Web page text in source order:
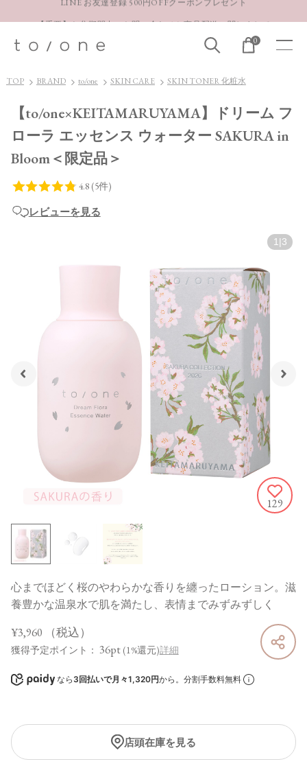
LINE お友達登録 500円OFFクーポンプレゼント
0
TOP BRAND to/one SKIN CARE SKIN TONER 化粧水
【to/one×KEITAMARUYAMA】ドリーム フ
ローラ エッセンス ウォーター SAKURA in
Bloom＜限定品＞
レビューを見る
1 3
129
心までほどく桜のやわらかな香りを纏ったローション。滋
養豊かな温泉水で肌を満たし、表情までみずみずしく
¥3,960 （税込）
獲得予定ポイント： 36pt (1%還元)詳細
なら 3回払いで月々1,320円から。分割手数料無料
店頭在庫を見る